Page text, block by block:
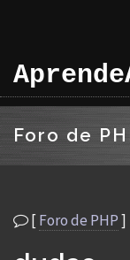
Foro de
[Foro de PHP]